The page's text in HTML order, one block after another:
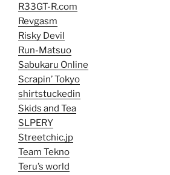
R33GT-R.com
Revgasm
Risky Devil
Run-Matsuo
Sabukaru Online
Scrapin’ Tokyo
shirtstuckedin
Skids and Tea
SLPERY
Streetchic.jp
Team Tekno
Teru’s world